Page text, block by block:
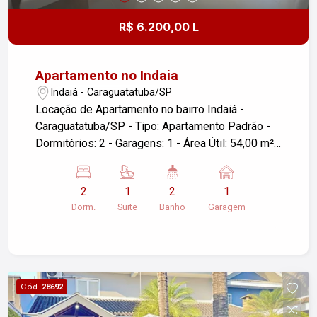
R$ 6.200,00 L
Apartamento no Indaia
Indaiá - Caraguatatuba/SP
Locação de Apartamento no bairro Indaiá -
Caraguatatuba/SP - Tipo: Apartamento Padrão -
Dormitórios: 2 - Garagens: 1 - Área Útil: 54,00 m²
informações, sinta-se à vontade para perguntar!
2
Dorm.
1
Suite
2
Banho
1
Garagem
Cód. 28692